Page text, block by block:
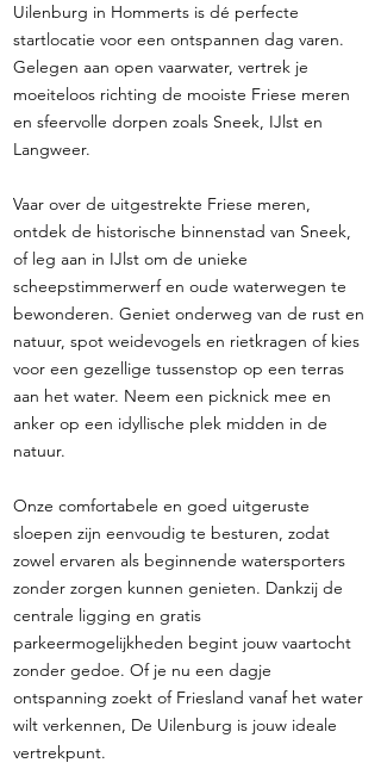
Uilenburg in Hommerts is dé perfecte
startlocatie voor een ontspannen dag varen.
Gelegen aan open vaarwater, vertrek je
moeiteloos richting de mooiste Friese meren
en sfeervolle dorpen zoals Sneek, IJlst en
Langweer.
Vaar over de uitgestrekte Friese meren,
ontdek de historische binnenstad van Sneek,
of leg aan in IJlst om de unieke
scheepstimmerwerf en oude waterwegen te
bewonderen. Geniet onderweg van de rust en
natuur, spot weidevogels en rietkragen of kies
voor een gezellige tussenstop op een terras
aan het water. Neem een picknick mee en
anker op een idyllische plek midden in de
natuur.
Onze comfortabele en goed uitgeruste
sloepen zijn eenvoudig te besturen, zodat
zowel ervaren als beginnende watersporters
zonder zorgen kunnen genieten. Dankzij de
centrale ligging en gratis
parkeermogelijkheden begint jouw vaartocht
zonder gedoe. Of je nu een dagje
ontspanning zoekt of Friesland vanaf het water
wilt verkennen, De Uilenburg is jouw ideale
vertrekpunt.